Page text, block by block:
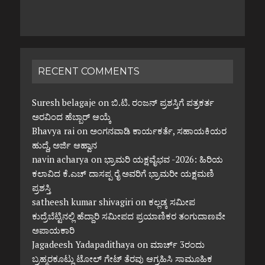
RECENT COMMENTS
Suresh belagaje on ಬಿ.ಟಿ. ರಂಜನ್ ಪ್ರಶಸ್ತಿಗೆ ಪತ್ರಕರ್ತ
ಅರವಿಂದ ಹೆಬ್ಬಾರ್ ಆಯ್ಕೆ
Bhavya raion ಅಂಗನವಾಡಿ ಕಾರ್ಯಕರ್ತೆ, ಸಹಾಯಕಿಯರ
ಹುದ್ದೆ, ಅರ್ಜಿ ಆಹ್ವಾನ
navin acharya on ಭ್ರಾಮರಿ ಯಕ್ಷವೈಭವ -2026: ಹಿರಿಯ
ಕಲಾವಿದ ಕೆ.ಎಚ್ ದಾಸಪ್ಪ ರೈ ಅವರಿಗೆ ಭ್ರಾಮರೀ ಯಕ್ಷಮಣಿ
ಪ್ರಶಸ್ತಿ
satheesh kumar shivagirion ಕಲ್ಲಡ್ಕ ಸಮೀಪ
ಕುದ್ರೆಬೆಟ್ಟಿನಲ್ಲಿ ಹೆದ್ದಾರಿ ಸಮೀಪದ ಪ್ರಯಾಣಿಕರ ತಂಗುದಾಣವೇ
ಅಪಾಯಕಾರಿ
Jagadeesh Yadapadithaya on ಮಾರ್ಚ್ 3ರಂದು
ಬ್ರಹ್ಮರಕೂಟ್ಲು ಟೋಲ್ ಗೇಟ್ ತೆರವು ಆಗ್ರಹಿಸಿ ಸಾಮೂಹಿಕ